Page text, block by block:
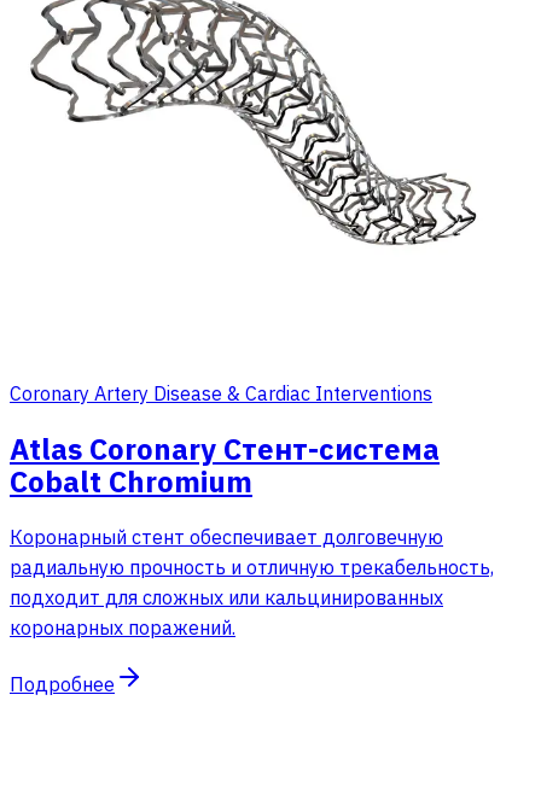
Coronary Artery Disease & Cardiac Interventions
Atlas Coronary Стент-система
Cobalt Chromium
Коронарный стент обеспечивает долговечную
радиальную прочность и отличную трекабельность,
подходит для сложных или кальцинированных
коронарных поражений.
Подробнее